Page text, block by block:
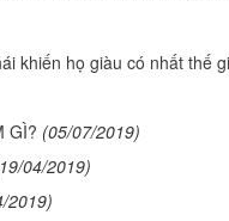
khiến họ giàu có nhất thế
GÌ? (05/07/2019)
04/2019)
2019)